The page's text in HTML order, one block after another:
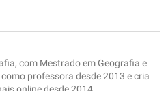
incorreta
informação que procuro
com Mestrado em Geografia e
professora desde 2013 e cria